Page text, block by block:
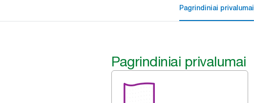
Pagrindiniai privalumai
Pagrindiniai privalumai